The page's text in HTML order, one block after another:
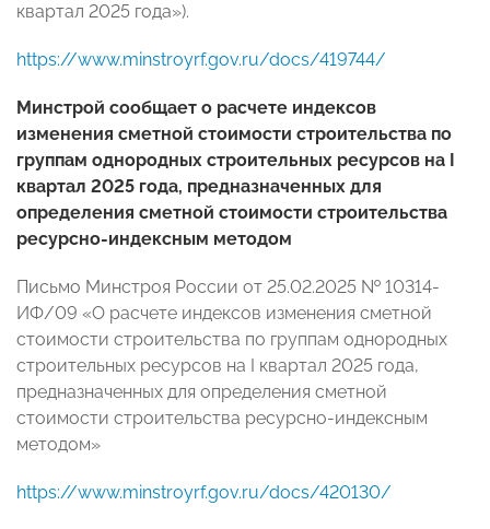
квартал 2025 года»).
https://www.minstroyrf.gov.ru/docs/419744/
Минстрой сообщает о расчете индексов
изменения сметной стоимости строительства по
группам однородных строительных ресурсов на I
квартал 2025 года, предназначенных для
определения сметной стоимости строительства
ресурсно-индексным методом
Письмо Минстроя России от 25.02.2025 № 10314-
ИФ/09 «О расчете индексов изменения сметной
стоимости строительства по группам однородных
строительных ресурсов на I квартал 2025 года,
предназначенных для определения сметной
стоимости строительства ресурсно-индексным
методом»
https://www.minstroyrf.gov.ru/docs/420130/